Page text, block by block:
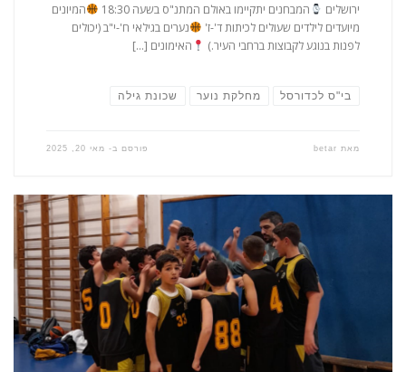
ירושלים
המבחנים יתקיימו באולם המתנ"ס בשעה 18:30
המיונים
מיועדים לילדים שעולים לכיתות ד'-ז'
נערים בגילאי ח'-י"ב (יכולים
לפנות בנוגע לקבוצות ברחבי העיר.)
האימונים […]
בי"ס לכדורסל מחלקת נוער שכונת גילה
מאת betar פורסם ב- מאי 20, 2025